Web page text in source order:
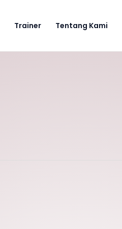
Trainer Tentang Kami